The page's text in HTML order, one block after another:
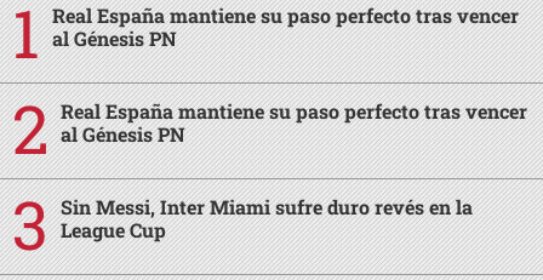
Real España mantiene su paso perfecto tras vencer
al Génesis PN
Real España mantiene su paso perfecto tras vencer
al Génesis PN
Sin Messi, Inter Miami sufre duro revés en la
League Cup